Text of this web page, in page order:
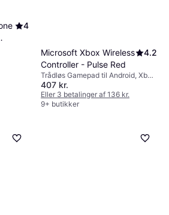
4
Microsoft Xbox Wireless
Controller - Pulse Red
4.2
Trådløs Gamepad til Android, Xbox
Series X, iOS, Xbox One, PC, Xbox
Series S
407 kr.
Eller 3 betalinger af 136 kr.
9+ butikker